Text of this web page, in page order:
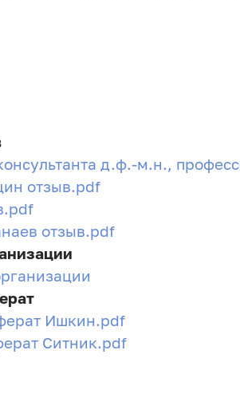
д.ф.-м.н.,
отзыв.pdf
отзыв.pdf
Ишкин.pdf
Ситник.pdf